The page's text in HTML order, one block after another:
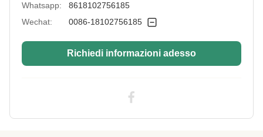
Siliconized/Non-
Silicified:
non silicizzato
Whatsapp:
8618102756185
Wechat:
0086-18102756185
Richiedi informazioni adesso